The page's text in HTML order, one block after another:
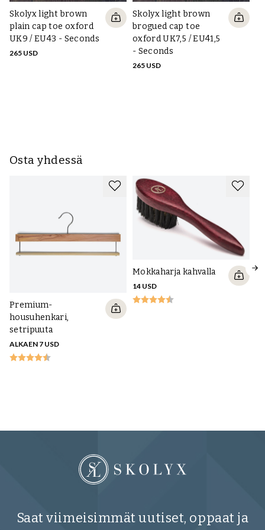
- Käsittele tavallista nahkaa kenkävoiteella, käsittele mokka ja
tekstiili vedeneristyssuihkeella
Lisätietoja näistä vaiheista tässä oppaassa.
Skolyx light brown
plain cap toe oxford
UK9 / EU43 - Seconds
265 USD
Skolyx light brown
brogued cap toe
oxford UK7,5 / EU41,5
- Seconds
265 USD
Osta yhdessä
Premium-
housuhenkari,
setripuuta
ALKAEN 7 USD
Mokkaharja kahvalla
14 USD
Saat viimeisimmät uutiset, oppaat ja